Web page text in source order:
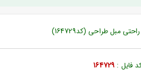
مبل طراحی (کد164729)
فایل : 164729